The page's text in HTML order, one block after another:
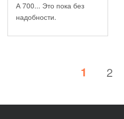
А 700... Это пока без
надобности.
1 2